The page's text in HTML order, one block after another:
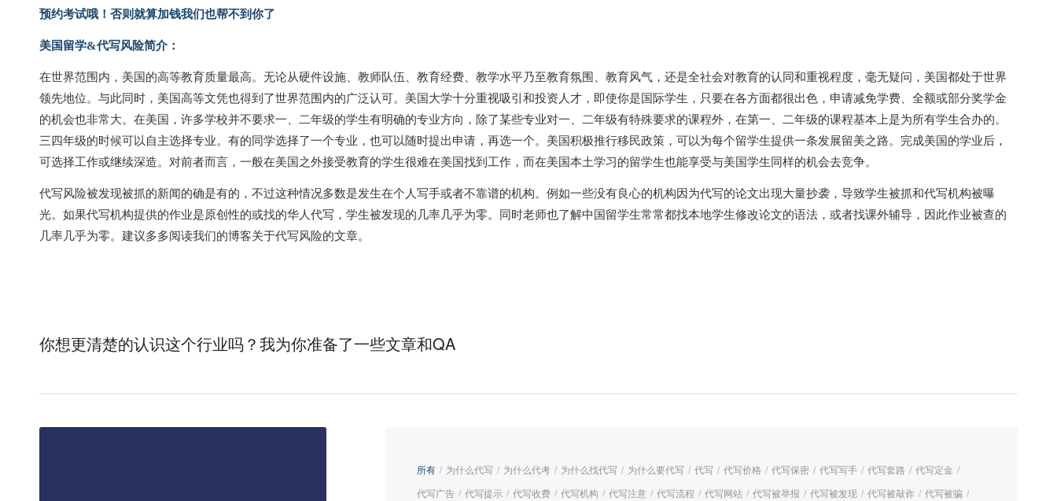
预约考试哦！否则就算加钱我们也帮不到你了
美国留学&代写风险简介：
在世界范围内，美国的高等教育质量最高。无论从硬件设施、教师队伍、教育经费、教学水平乃至教育氛围、教育风气，还是全社会对教育的认同和重视程度，毫无疑问，美国都处于世界
领先地位。与此同时，美国高等文凭也得到了世界范围内的广泛认可。 美国大学十分重视吸引和投资人才，即使你是国际学生，只要在各方面都很出色，申请减免学费、全额或部分奖学金
的机会也非常大。 在美国，许多学校并不要求一、二年级的学生有明确的专业方向，除了某些专业对一、二年级有特殊要求的课程外，在第一、二年级的课程基本上是为所有学生合办的。
三四年级的时候可以自主选择专业。有的同学选择了一个专业，也可以随时提出申请，再选一个。 美国积极推行移民政策，可以为每个留学生提供一条发展留美之路。完成美国的学业后，
可选择工作或继续深造。对前者而言，一般在美国之外接受教育的学生很难在美国找到工作，而在美国本土学习的留学生也能享受与美国学生同样的机会去竞争。
代写风险被发现被抓的新闻的确是有的，不过这种情况多数是发生在个人写手或者不靠谱的机构。例如一些没有良心的机构因为代写的论文出现大量抄袭，导致学生被抓和代写机构被曝
光。如果代写机构提供的作业是原创性的或找的华人代写，学生被发现的几率几乎为零。同时老师也了解中国留学生常常都找本地学生修改论文的语法，或者找课外辅导，因此作业被查的
几率几乎为零。建议多多阅读我们的博客关于代写风险的文章。
你想更清楚的认识这个行业吗？我为你准备了一些文章和QA
所有 / 为什么代写 / 为什么代考 / 为什么找代写 / 为什么要代写 / 代写 / 代写价格 / 代写保密 / 代写写手 / 代写套路 / 代写定金 /
代写广告 / 代写提示 / 代写收费 / 代写机构 / 代写注意 / 代写流程 / 代写网站 / 代写被举报 / 代写被发现 / 代写被敲诈 / 代写被骗 /